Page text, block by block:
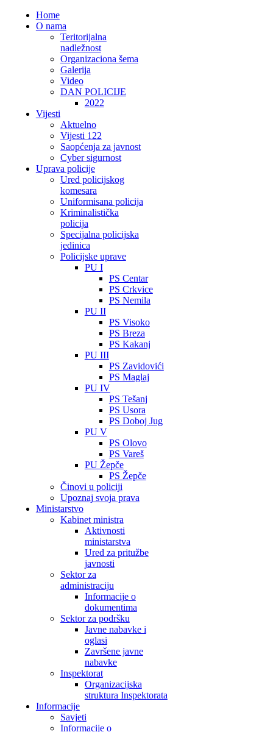
Home
O nama
Teritorijalna
nadležnost
Organizaciona šema
Galerija
Video
DAN POLICIJE
2022
Vijesti
Aktuelno
Vijesti 122
Saopćenja za javnost
Cyber sigurnost
Uprava policije
Ured policijskog
komesara
Uniformisana policija
Kriminalistička
policija
Specijalna policijska
jedinica
Policijske uprave
PU I
PS Centar
PS Crkvice
PS Nemila
PU II
PS Visoko
PS Breza
PS Kakanj
PU III
PS Zavidovići
PS Maglaj
PU IV
PS Tešanj
PS Usora
PS Doboj Jug
PU V
PS Olovo
PS Vareš
PU Žepče
PS Žepče
Činovi u policiji
Upoznaj svoja prava
Ministarstvo
Kabinet ministra
Aktivnosti
ministarstva
Ured za pritužbe
javnosti
Sektor za
administraciju
Informacije o
dokumentima
Sektor za podršku
Javne nabavke i
oglasi
Završene javne
nabavke
Inspektorat
Organizacijska
struktura Inspektorata
Informacije
Savjeti
Informacije o